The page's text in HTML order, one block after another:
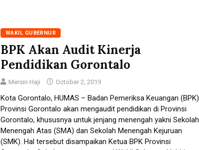
WAKIL GUBERNUR
BPK Akan Audit Kinerja
Pendidikan Gorontalo
Mersin Haji October 2, 2019
Kota Gorontalo, HUMAS – Badan Pemeriksa Keuangan (BPK)
Provinsi Gorontalo akan mengaudit pendidikan di Provinsi
Gorontalo, khususnya untuk jenjang menengah yakni Sekolah
Menengah Atas (SMA) dan Sekolah Menengah Kejuruan
(SMK). Hal tersebut disampaikan Ketua BPK Provinsi